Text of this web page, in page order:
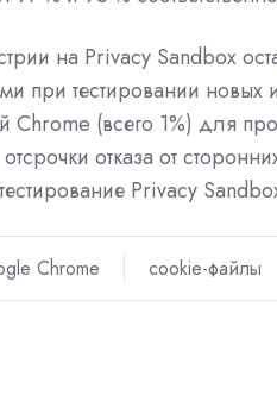
на Privacy Sandbox
при тестировании
Chrome (всего 1%) для
отказа от
Privacy
Chrome cookie-файлы